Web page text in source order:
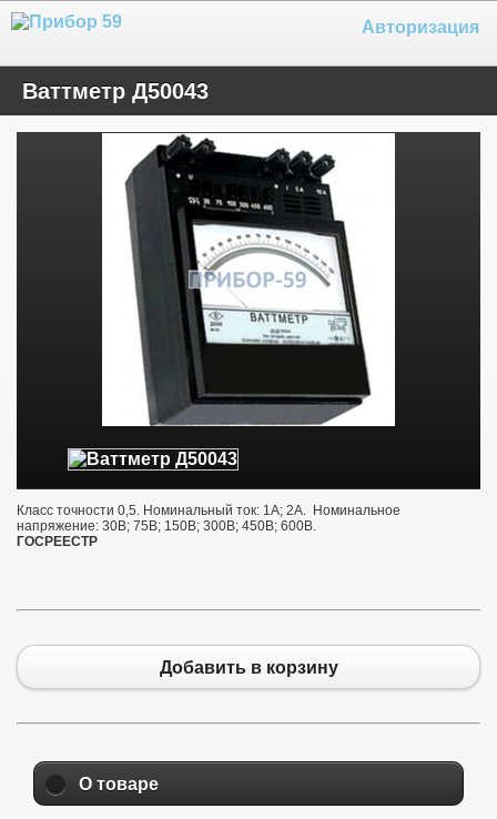
Авторизация
Ваттметр Д50043
Класс точности 0,5. Номинальный ток: 1А; 2А. Номинальное
напряжение: 30В; 75В; 150В; 300В; 450В; 600В.
ГОСРЕЕСТР
Добавить в корзину
О товаре